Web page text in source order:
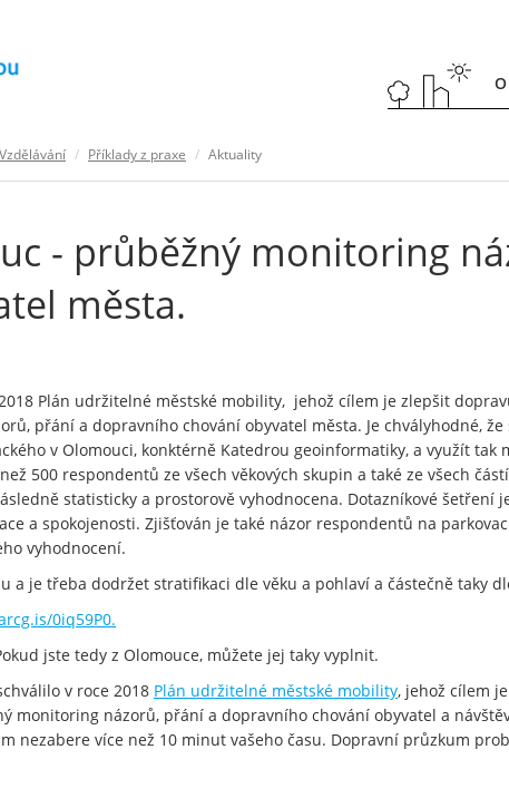
Vzdělávání Příklady z praxe Aktuality
- průběžný monitoring
města.
Plán udržitelné městské mobility, jehož cílem je zlepšit
přání a dopravního chování obyvatel města. Je chvályhodné,
v Olomouci, konktérně Katedrou geoinformatiky, a využít
500 respondentů ze všech věkových skupin a také ze všech
statisticky a prostorově vyhodnocena. Dotazníkové
a spokojenosti. Zjišťován je také názor respondentů na
vyhodnocení.
a je třeba dodržet stratifikaci dle věku a pohlaví a částečně taky
0iq59P0.
jste tedy z Olomouce, můžete jej taky vyplnit.
v roce 2018 Plán udržitelné městské mobility, jehož cílem
monitoring názorů, přání a dopravního chování obyvatel a
nezabere více než 10 minut vašeho času. Dopravní průzkum